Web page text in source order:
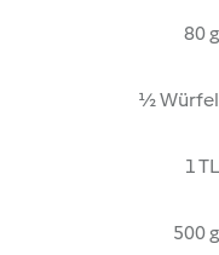
80 g
½ Würfel
1 TL
500 g